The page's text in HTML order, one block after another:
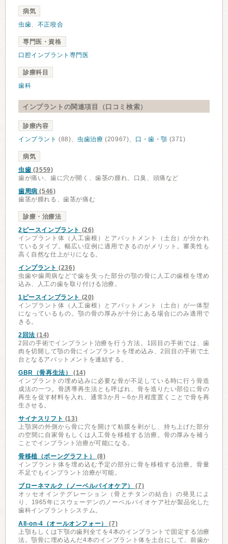
病気
虫歯、 不正咬合
専門医・資格
口腔インプラント専門医
診療科目
歯科
インプラントの関連項目（口コミ検索）
診療内容
インプラント (88)、 虫歯治療 (20967)、 口・歯・顎 (371)
病気
虫歯 (3559)
歯が痛い、歯に穴が開く、歯茎の腫れ、口臭、頭痛など
歯周病 (546)
歯茎が腫れる、歯茎が痛む
診療・治療法
2ピースインプラント (26)
インプラント体（人工歯根）とアバットメント（土台）が分かれ
ているタイプ。幅広い症例に適用できるのがメリット。審美性も
高く自然な仕上がりになる。
インプラント (236)
虫歯や歯周病などで歯を失った部分の顎の骨に人工の歯根を埋め
込み、人工の歯を取り付ける治療。
1ピースインプラント (20)
インプラント体（人工歯根）とアバットメント（土台）が一体型
になっているもの。顎の骨の厚みが十分にある場合にのみ適用で
きる。
2回法 (14)
2回の手術でインプラント治療を行う方法。1回目の手術では、歯
肉を切開して顎の骨にインプラントを埋め込み、2回目の手術で土
台となるアバットメントを連結する。
GBR（骨再生法）
(14)
インプラントの埋め込みに必要な骨が不足している時に行う骨造
成法の一つ。骨誘導再生法とも呼ばれ、骨を造りたい部位に骨の
再生を促す材料を入れ、通常3か月～6か月程度置くことで骨を再
生させる。
サイナスリフト (13)
上顎洞の外側から骨に穴を開けて粘膜を剥がし、持ち上げた部分
の空間に自家骨もしくは人工骨を移植する治療。骨の厚みを補う
ことでインプラント治療が可能になる。
骨移植（ボーングラフト）
(8)
インプラント体を埋め込む予定の部分に骨を移植する治療。骨量
不足でもインプラント治療が可能。
ブローネマルク（ノーベルバイオケア）
(7)
オッセオインテグレーション（骨とチタンの結合）の発見によ
り、1965年にスウェーデンのノーベルバイオケア社が製品化した
歯科インプラントシステム。
All-on-4（オールオンフォー）
(7)
上顎もしくは下顎の歯列全てを4本のインプラントで固定する治療
法。顎骨に埋め込んだ4本のインプラント体を土台にして、前歯か